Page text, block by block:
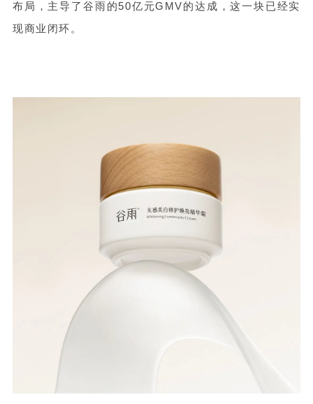
布局，主导了谷雨的50亿元GMV的达成，这一块已经实
现商业闭环。